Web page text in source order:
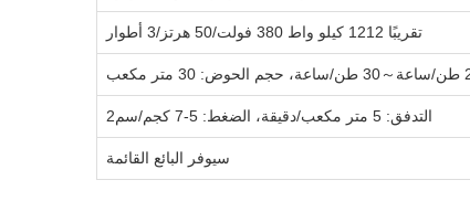
تقريبًا 1212 كيلو واط 380 فولت/50 هرتز/3 أطوار
التدفق: 5 متر مكعب/دقيقة، الضغط: 5-7 كجم/سم2
سيوفر البائع القائمة